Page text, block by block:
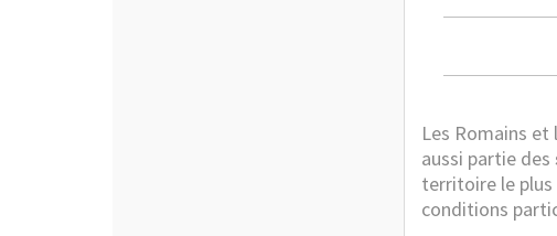
Les Romains
aussi partie des
territoire le plus
conditions